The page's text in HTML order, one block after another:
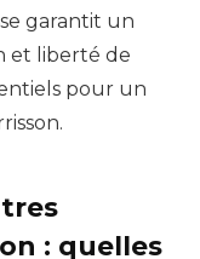
garantit un
et liberté de
pour un
: quelles